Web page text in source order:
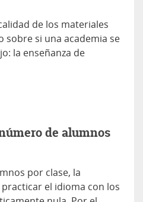
de los materiales
sobre si una academia se
la enseñanza de
de alumnos
por clase, la
el idioma con los